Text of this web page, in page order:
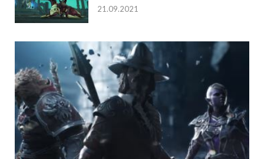
21.09.2021